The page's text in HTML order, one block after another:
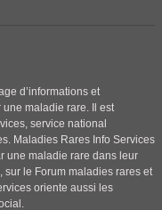
d’informations et
maladie rare. Il est
service national
Maladies Rares Info Services
une maladie rare dans leur
le Forum maladies rares et
oriente aussi les